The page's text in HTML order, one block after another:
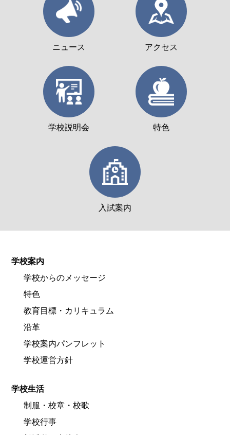
ニュース アクセス
学校説明会 特色
入試案内
学校案内
学校からのメッセージ
特色
教育目標・カリキュラム
沿革
学校案内パンフレット
学校運営方針
学校生活
制服・校章・校歌
学校行事